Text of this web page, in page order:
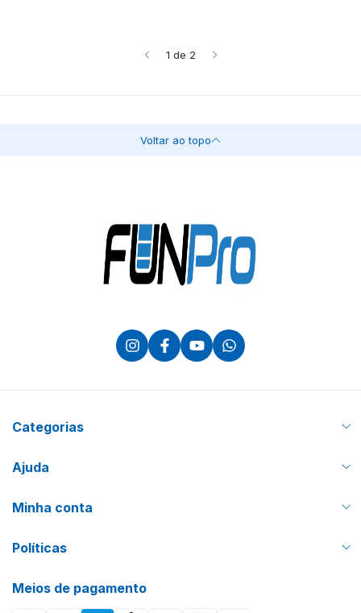
1 de 2
Voltar ao topo
Categorias
Ajuda
Minha conta
Políticas
Meios de pagamento